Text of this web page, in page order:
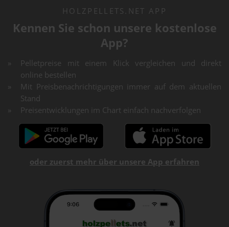
HOLZPELLETS.NET APP
Kennen Sie schon unsere kostenlose
App?
Pelletpreise mit einem Klick vergleichen und direkt
online bestellen
Mit Preisbenachrichtigungen immer auf dem aktuellen
Stand
Preisentwicklungen im Chart einfach nachverfolgen
oder zuerst mehr über unsere App erfahren